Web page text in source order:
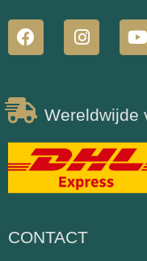
Wereldwijde
CONTACT